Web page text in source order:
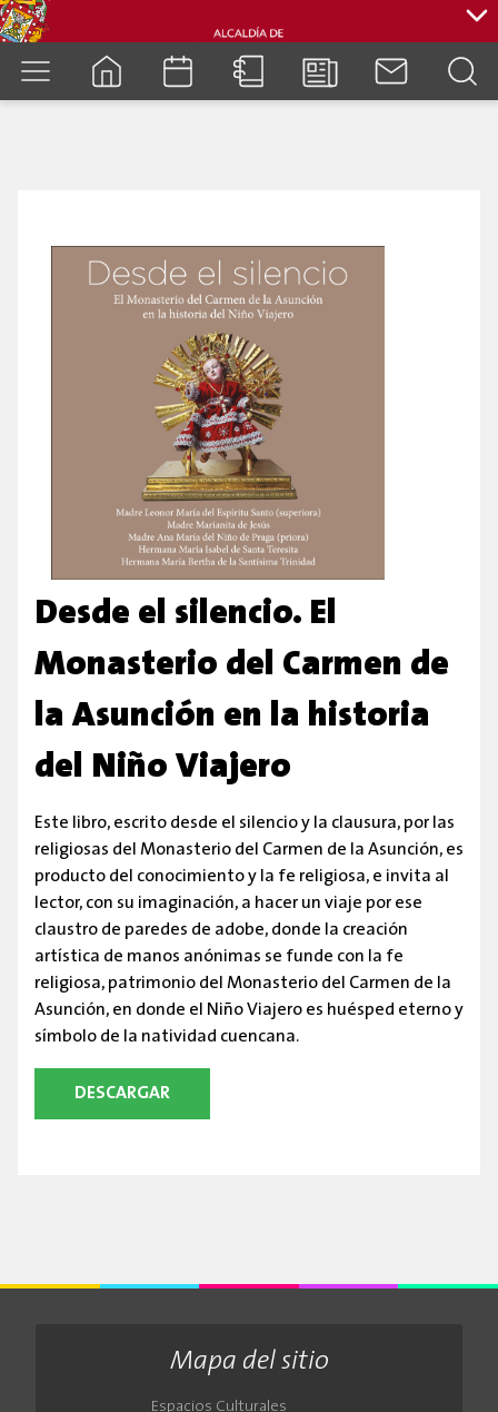
Desde el silencio. El
Monasterio del Carmen de
la Asunción en la historia
del Niño Viajero
Este libro, escrito desde el silencio y la clausura, por las
religiosas del Monasterio del Carmen de la Asunción, es
producto del conocimiento y la fe religiosa, e invita al
lector, con su imaginación, a hacer un viaje por ese
claustro de paredes de adobe, donde la creación
artística de manos anónimas se funde con la fe
religiosa, patrimonio del Monasterio del Carmen de la
Asunción, en donde el Niño Viajero es huésped eterno y
símbolo de la natividad cuencana.
DESCARGAR
Mapa del sitio
Espacios Culturales